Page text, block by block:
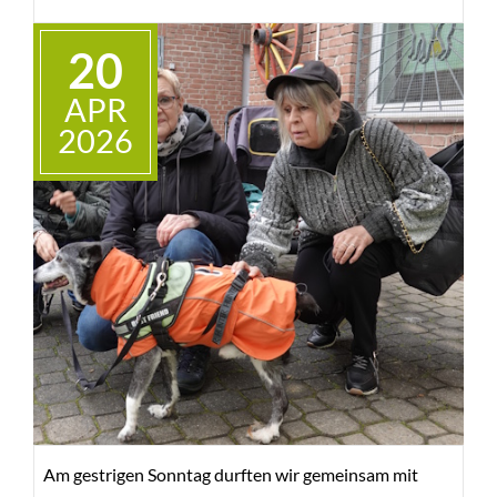
Veranstaltungen. Viel Spaß beim Lesen!'
Wer den Newsletter zukünftig automatisch erhalten
möchte, kann ihnhierabonnieren.
20
APR
2026
Am gestrigen Sonntag durften wir gemeinsam mit